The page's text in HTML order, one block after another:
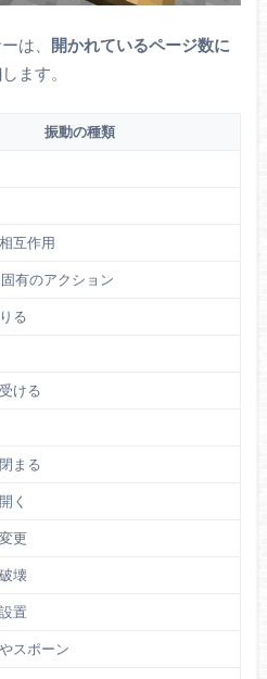
は、 開かれているページ数に
します。
振動の種類
互作用
有のアクション
る
ける
まる
く
更
壊
置
スポーン